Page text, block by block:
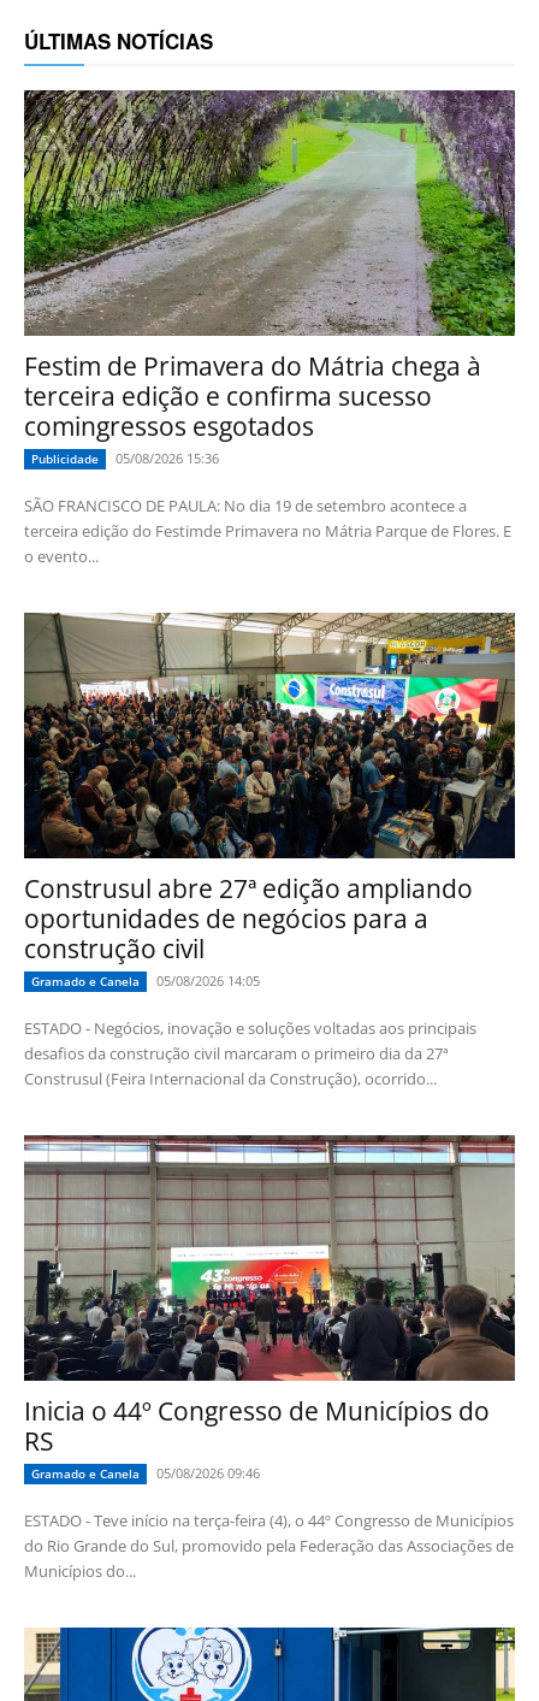
ÚLTIMAS NOTÍCIAS
Festim de Primavera do Mátria chega à
terceira edição e confirma sucesso
comingressos esgotados
Publicidade 05/08/2026 15:36
SÃO FRANCISCO DE PAULA: No dia 19 de setembro acontece a
terceira edição do Festimde Primavera no Mátria Parque de Flores. E
o evento...
Construsul abre 27ª edição ampliando
oportunidades de negócios para a
construção civil
Gramado e Canela 05/08/2026 14:05
ESTADO - Negócios, inovação e soluções voltadas aos principais
desafios da construção civil marcaram o primeiro dia da 27ª
Construsul (Feira Internacional da Construção), ocorrido...
Inicia o 44º Congresso de Municípios do
RS
Gramado e Canela 05/08/2026 09:46
ESTADO - Teve início na terça-feira (4), o 44º Congresso de Municípios
do Rio Grande do Sul, promovido pela Federação das Associações de
Municípios do...